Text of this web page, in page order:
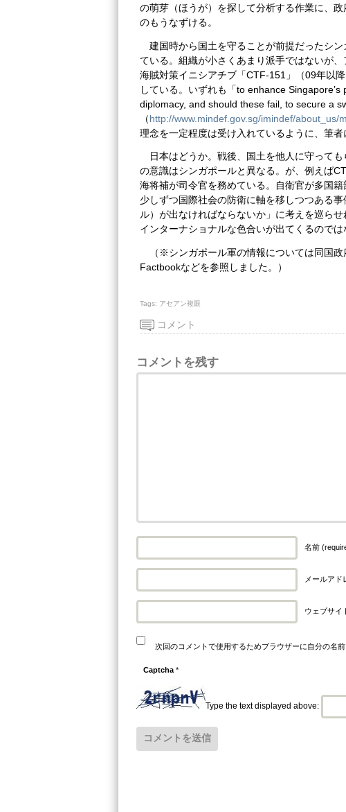
の萌芽（ほうが）を探して分析する作業に、
のもうなずける。
建国時から国土を守ることが前提だったシ
ている。組織が小さくあまり派手ではないが
海賊対策イニシアチブ「CTF-151」（09年以
している。いずれも「to enhance
diplomacy, and should these fail, to secure a
（http://www.mindef.gov.sg/imindef/about_us/
理念を一定程度は受け入れているように、筆者
日本はどうか。戦後、国土を他人に守って
の意識はシンガポールと異なる。が、例えば
海将補が司令官を務めている。自衛官が多国
少しずつ国際社会の防衛に軸を移しつつある
ル）が出なければならないか」に考えを巡ら
インターナショナルな色合いが出てくるのでは
（※シンガポール軍の情報については同国
Factbookなどを参照しました。）
Tags: アセアン複眼
コメント
コメントを残す
名前
メールアド
ウェブサイ
次回のコメントで使用するためブラウザーに自分の名
Captcha *
Type the text displayed above: